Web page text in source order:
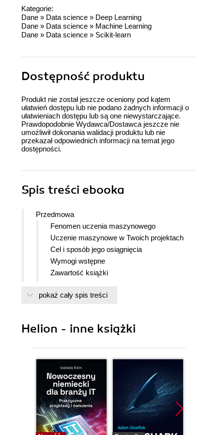
Kategorie:
Dane » Data science » Deep Learning
Dane » Data science » Machine Learning
Dane » Data science » Scikit-learn
Dostępność produktu
Produkt nie został jeszcze oceniony pod kątem
ułatwień dostępu lub nie podano żadnych informacji o
ułatwieniach dostępu lub są one niewystarczające.
Prawdopodobnie Wydawca/Dostawca jeszcze nie
umożliwił dokonania walidacji produktu lub nie
przekazał odpowiednich informacji na temat jego
dostępności.
Spis treści ebooka
Przedmowa
Fenomen uczenia maszynowego
Uczenie maszynowe w Twoich projektach
Cel i sposób jego osiągnięcia
Wymogi wstępne
Zawartość książki
Konwencje stosowane w książce
Część I Podstawy uczenia maszynowego
Dlaczego warto korzystać z uczenia
maszynowego?
Rodzaje systemów uczenia maszynowego
Uczenie nadzorowane/nienadzorowane
Uczenie nadzorowane
Uczenie nienadzorowane
pokaż cały spis treści
Helion - inne książki